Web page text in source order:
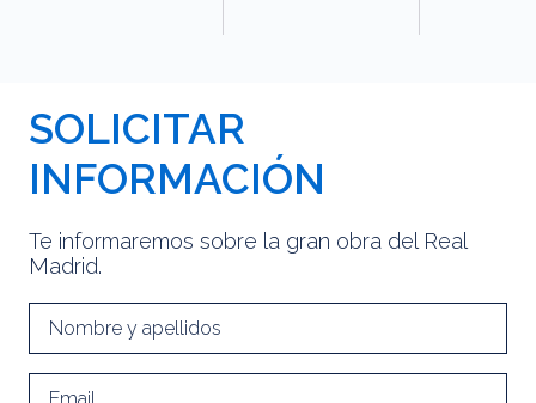
SOLICITAR
INFORMACIÓN
Te informaremos sobre la gran obra del Real
Madrid.